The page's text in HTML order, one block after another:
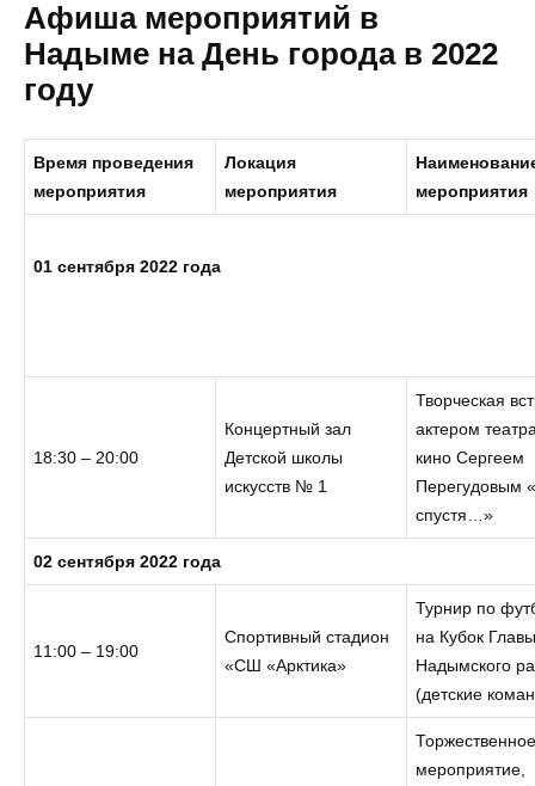
Афиша мероприятий в
Надыме на День города в 2022
году
Время проведения
мероприятия
Локация
мероприятия
мероприятия
01 сентября 2022 года
18:30 – 20:00
Концертный зал
Детской школы
искусств № 1
Творческая
актером
кино Сергеем
Перегудовым
спустя…»
02 сентября 2022 года
11:00 – 19:00
Спортивный стадион
«СШ «Арктика»
Турнир по
на Кубок
Надымского
(детские
мероприятие,